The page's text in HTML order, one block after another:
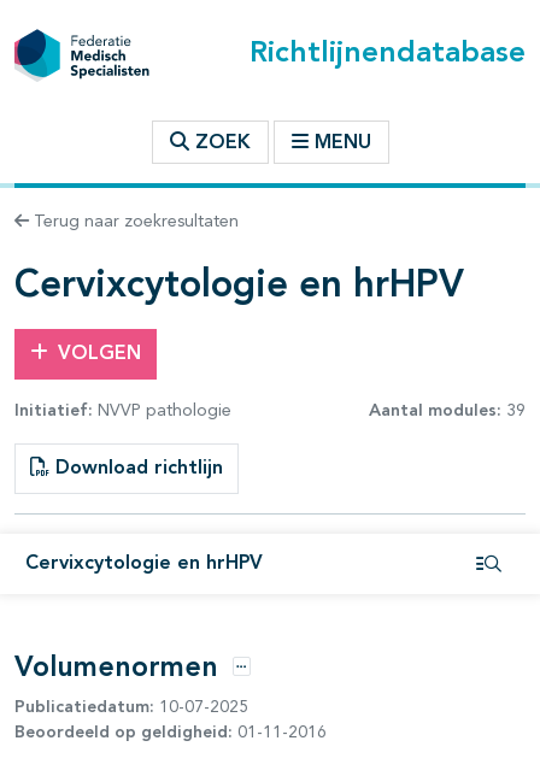
Richtlijnendatabase
ZOEK MENU
Terug naar zoekresultaten
Cervixcytologie en hrHPV
VOLGEN
Initiatief: NVVP pathologie Aantal modules: 39
Download richtlijn
Cervixcytologie en hrHPV
binnen deze richtlijn
open- en dichtklappen
open- en dichtklappen
open- en dichtklappen
Volumenormen Opties
Publicatiedatum: 10-07-2025
Beoordeeld op geldigheid: 01-11-2016